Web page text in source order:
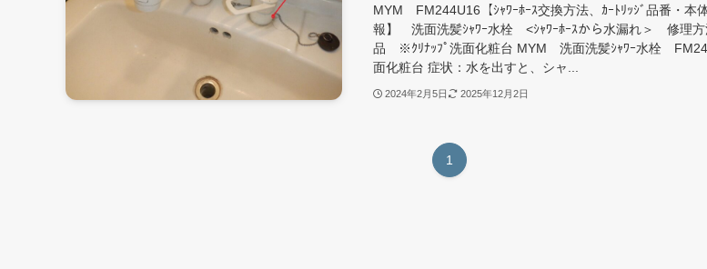
MYM FM244U16【ｼｬﾜｰﾎｰｽ交換方法、ｶｰﾄﾘｯｼﾞ品番・本
報】 洗面洗髪ｼｬﾜｰ水栓 <ｼｬﾜｰﾎｰｽから水漏れ＞ 修理
品 ※ｸﾘﾅｯﾌﾟ洗面化粧台 MYM 洗面洗髪ｼｬﾜｰ水栓
面化粧台 症状：水を出すと、シャ...
2024年2月5日 2025年12月2日
1